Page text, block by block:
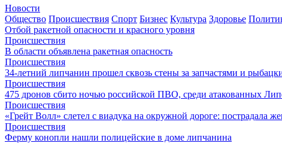
Новости
Общество Происшествия Спорт Бизнес Культура Здоровье
Отбой ракетной опасности и красного уровня
Происшествия
В области объявлена ракетная опасность
Происшествия
34-летний липчанин прошел сквозь стены за запчастями и
Происшествия
475 дронов сбито ночью российской ПВО, среди атакованных
Происшествия
«Грейт Волл» слетел с виадука на окружной дороге: пострадала
Происшествия
Ферму конопли нашли полицейские в доме липчанина